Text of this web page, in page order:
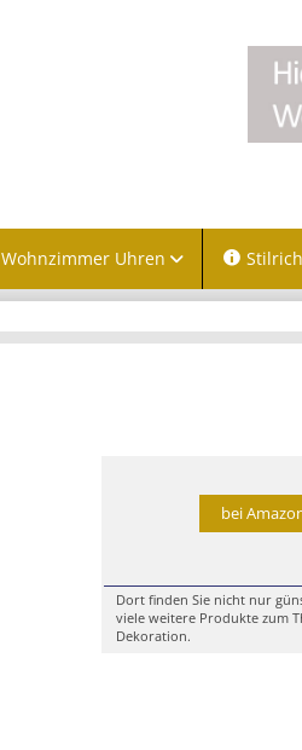
Wohnzimmer Uhren
bei
Dort finden Sie nicht nur
viele weitere Produkte zum
Dekoration.